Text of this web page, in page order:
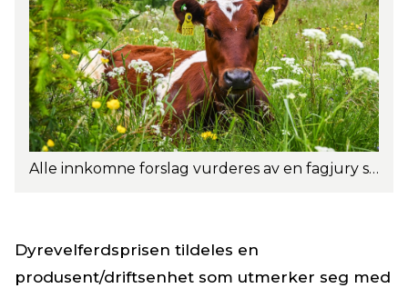
Alle innkomne forslag vurderes av en fagjury som til slutt kårer en vinner. Foto: Eva Husaas.
Dyrevelferdsprisen tildeles en
produsent/driftsenhet som utmerker seg med